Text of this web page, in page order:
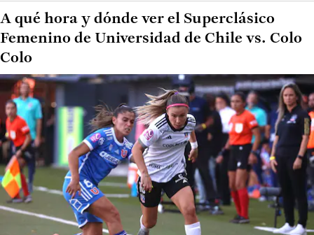
A qué hora y dónde ver el Superclásico
Femenino de Universidad de Chile vs. Colo
Colo